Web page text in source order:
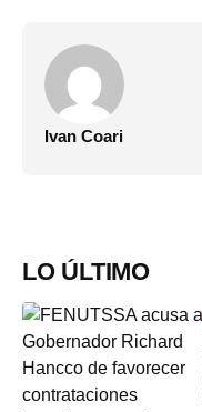
Ivan Coari
LO ÚLTIMO